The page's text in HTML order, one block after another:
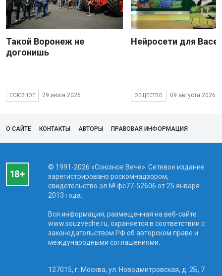
Такой Воронеж не
догонишь
СОЮЗНОЕ 29 июля 2026
Нейросети для
ОБЩЕСТВО 09 августа 2026
О САЙТЕ КОНТАКТЫ АВТОРЫ ПРАВОВАЯ ИНФОРМАЦИЯ
© 1991-2026 «Союзное Вече». Сетевое издание
зарегистрировано роскомнадзором,
свидетельство эл № фc77-52606 от 25 января
2013 года.
Вся информация, размещенная на веб-сайте
www.souzveche.ru, охраняется в соответствии с
законодательством РФ об авторском праве и
международными соглашениями.
127015, г. Москва, ул. Новодмитровская, д. 2Б, 7